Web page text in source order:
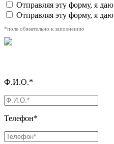
Отправляя эту форму, я даю
Отправляя эту форму, я даю
*поле обязательно к заполнению
Ф.И.О.*
Телефон*